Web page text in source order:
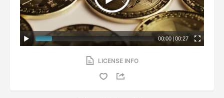
00:00 |00:27
LICENSE INFO